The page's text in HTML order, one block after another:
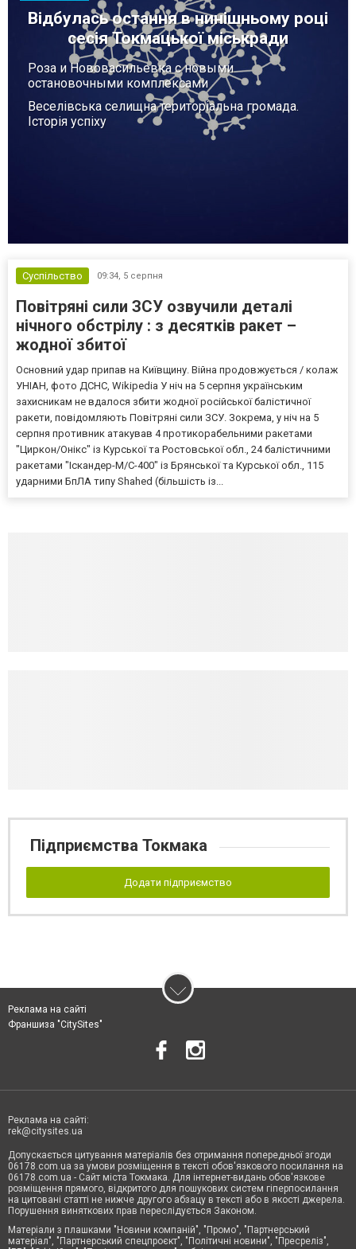
Відбулась остання в нинішньому році
сесія Токмацької міськради
Роза и Нововасильевка с новыми
остановочными комплексами
Веселівська селищна територіальна громада.
Історія успіху
Суспільство 09:34, 5 серпня
Повітряні сили ЗСУ озвучили деталі
нічного обстрілу : з десятків ракет –
жодної збитої
Основний удар припав на Київщину. Війна продовжується / колаж
УНІАН, фото ДСНС, Wikipedia У ніч на 5 серпня українським
захисникам не вдалося збити жодної російської балістичної
ракети, повідомляють Повітряні сили ЗСУ. Зокрема, у ніч на 5
серпня противник атакував 4 протикорабельними ракетами
"Циркон/Онікс" із Курської та Ростовської обл., 24 балістичними
ракетами "Іскандер-М/С-400" із Брянської та Курської обл., 115
ударними БпЛА типу Shahed (більшість із...
Підприємства Токмака
Додати підприємство
Реклама на сайті
Франшиза "CitySites"
Реклама на сайті:
rek@citysites.ua
Допускається цитування матеріалів без отримання попередньої згоди
06178.com.ua за умови розміщення в тексті обов'язкового посилання на
06178.com.ua - Сайт міста Токмака. Для інтернет-видань обов'язкове
розміщення прямого, відкритого для пошукових систем гіперпосилання
на цитовані статті не нижче другого абзацу в тексті або в якості джерела.
Порушення виняткових прав переслідується Законом.
Матеріали з плашками "Новини компаній", "Промо", "Партнерський
матеріал", "Партнерський спецпроєкт", "Політичні новини", "Пресреліз",